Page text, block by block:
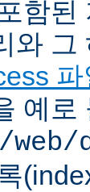
함된
와 그
파
예로